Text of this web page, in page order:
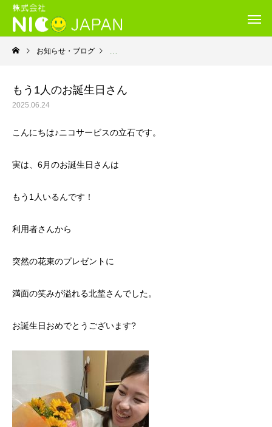
お知らせ・ブログ 就労継続支援B型・ニコサービス
もう1人のお誕生日さん
2025.06.24
こんにちは♪ニコサービスの立石です。
実は、6月のお誕生日さんは
もう1人いるんです！
利用者さんから
突然の花束のプレゼントに
満面の笑みが溢れる北埜さんでした。
お誕生日おめでとうございます?